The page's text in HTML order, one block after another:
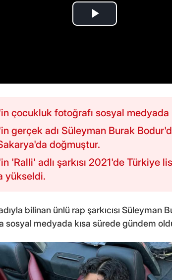
çocukluk fotoğrafı sosyal medyada
gerçek adı Süleyman Burak
doğmuştur.
'Ralli' adlı şarkısı 2021'de Türkiye
yükseldi.
bilinan ünlü rap şarkıcısı Süleyman
sosyal medyada kısa sürede gündem